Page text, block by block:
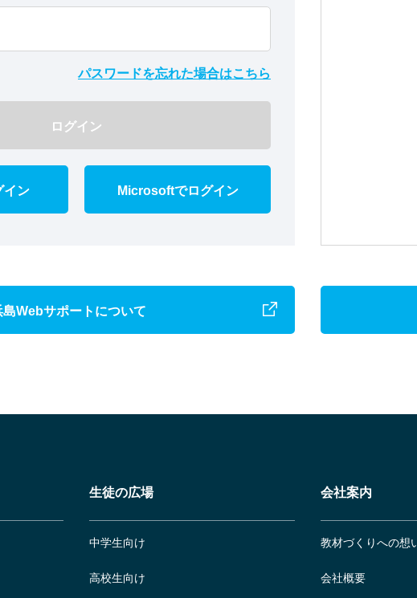
パスワードを忘れた場合はこちら
Webサポートについて
生徒の広場
中学生向け
高校生向け
会社案内
教材づくりへの想
会社概要